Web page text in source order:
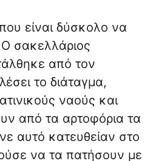
είναι δύσκολο να
σακελλάριος
από τον
το διάταγμα,
ναούς και
από τα αρτοφόρια τα
αυτό κατευθείαν στο
να τα πατήσουν με